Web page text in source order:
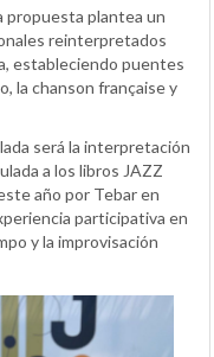
propuesta plantea un
reinterpretados
estableciendo puentes
la chanson française y
será la interpretación
a los libros JAZZ
año por Tebar en
participativa en
y la improvisación